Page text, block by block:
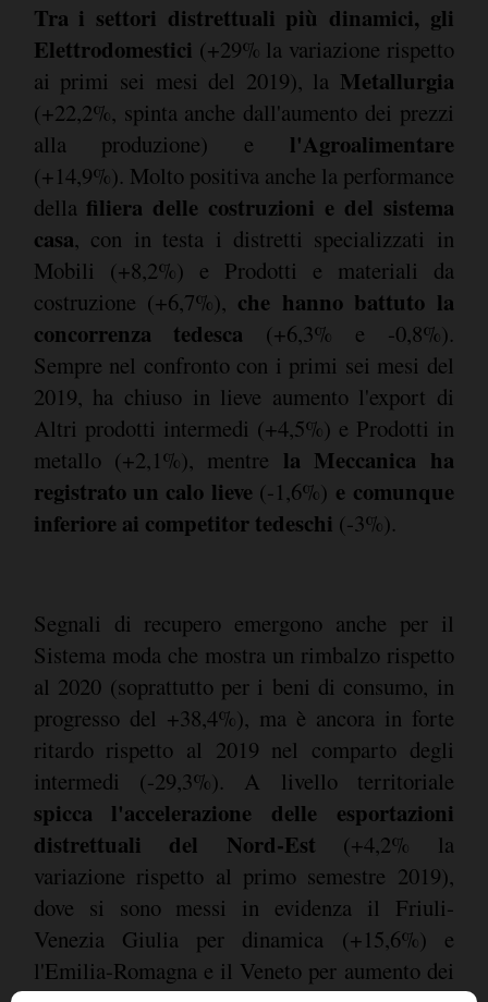
Tra i settori distrettuali più dinamici, gli
Elettrodomestici (+29% la variazione rispetto
ai primi sei mesi del 2019), la Metallurgia
(+22,2%, spinta anche dall'aumento dei prezzi
alla produzione) e l'Agroalimentare
(+14,9%). Molto positiva anche la performance
della filiera delle costruzioni e del sistema
casa, con in testa i distretti specializzati in
Mobili (+8,2%) e Prodotti e materiali da
costruzione (+6,7%), che hanno battuto la
concorrenza tedesca (+6,3% e -0,8%).
Sempre nel confronto con i primi sei mesi del
2019, ha chiuso in lieve aumento l'export di
Altri prodotti intermedi (+4,5%) e Prodotti in
metallo (+2,1%), mentre la Meccanica ha
registrato un calo lieve (-1,6%) e comunque
inferiore ai competitor tedeschi (-3%).
Segnali di recupero emergono anche per il
Sistema moda che mostra un rimbalzo rispetto
al 2020 (soprattutto per i beni di consumo, in
progresso del +38,4%), ma è ancora in forte
ritardo rispetto al 2019 nel comparto degli
intermedi (-29,3%). A livello territoriale
spicca l'accelerazione delle esportazioni
distrettuali del Nord-Est (+4,2% la
variazione rispetto al primo semestre 2019),
dove si sono messi in evidenza il Friuli-
Venezia Giulia per dinamica (+15,6%) e
l'Emilia-Romagna e il Veneto per aumento dei